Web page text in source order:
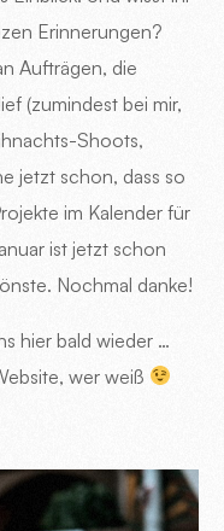
Erinnerungen?
Aufträgen, die
(zumindest bei mir,
Shoots,
jetzt schon, dass so
im Kalender für
ist jetzt schon
Nochmal danke!
hier bald wieder …
wer weiß